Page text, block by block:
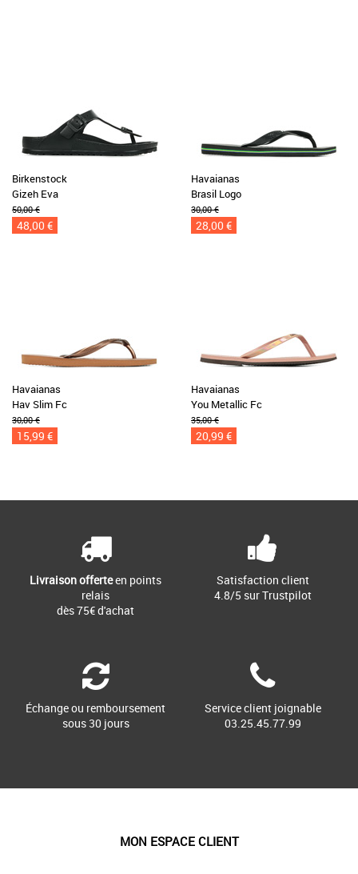
Birkenstock
Gizeh Eva
50,00 €
48,00 €
Havaianas
Brasil Logo
30,00 €
28,00 €
Havaianas
Hav Slim Fc
30,00 €
15,99 €
Havaianas
You Metallic Fc
35,00 €
20,99 €
Livraison offerteen points
relais
dès 75€ d'achat
Satisfaction client
4.8/5 sur Trustpilot
Échange ou remboursement
sous 30 jours
Service client joignable
03.25.45.77.99
MON ESPACE CLIENT